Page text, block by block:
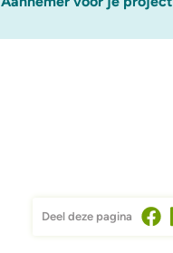
Deel deze pagina